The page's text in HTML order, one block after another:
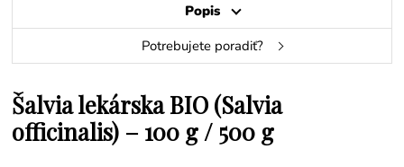
Popis
Potrebujete poradiť?
Šalvia lekárska BIO (Salvia
officinalis) – 100 g / 500 g